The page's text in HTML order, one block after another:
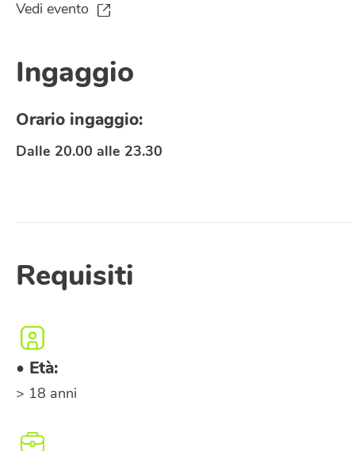
Vedi evento
Ingaggio
Orario ingaggio:
Dalle 20.00 alle 23.30
Requisiti
• Età:
> 18 anni
Luoghi